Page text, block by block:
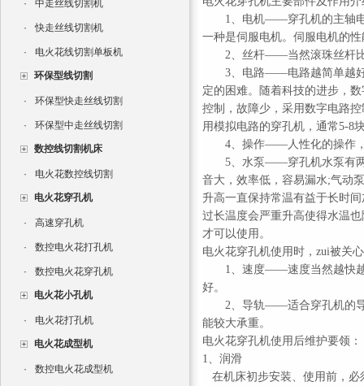
· 中走丝线切割机
· 快走丝线切割机
· 电火花线切割单板机
环保型线切割
· 环保型快走丝线切割
· 环保型中走丝线切割
数控线切割机床
· 电火花数控线切割
电火花穿孔机
· 高速穿孔机
· 数控电火花打孔机
· 数控电火花穿孔机
电火花小孔机
· 电火花打孔机
电火花成型机
· 数控电火花成型机
1、电机——穿孔机的主轴电
一种是伺服电机。伺服电机的
2、丝杆——当然滚珠丝杆比
3、电路——电路越简单越好
定的困难。随着科技的进步，
控制，故障少，采用数字电路
用模拟电路的穿孔机，通常5-8
4、操作——人性化的操作，
5、水泵——穿孔机水泵有两
音大，效率低，容易漏水;气动
升高一直保持常温有益于长时
过长温度会严重升高使得水温
才可以使用。
电火花穿孔机使用时，zui被关
1、速度——速度当然越快越
好。
2、导轨——适合穿孔机的导
能较大承重。
电火花穿孔机使用后维护要领
1、润滑
在机床初步安装、使用前，必